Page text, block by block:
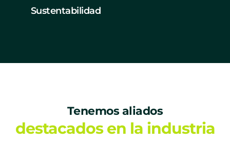
Sustentabilidad
Tenemos aliados
destacados en la industria